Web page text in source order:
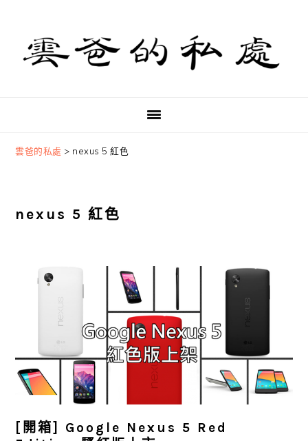
primary
navigation
content
primary
sidebar
雲爸的私處 > nexus 5 紅色
nexus 5 紅色
[開箱] Google Nexus 5 Red